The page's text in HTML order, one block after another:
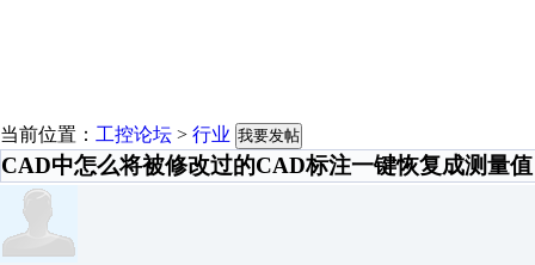
当前位置： 工控论坛 > 行业 我要发帖
CAD中怎么将被修改过的CAD标注一键恢复成测量